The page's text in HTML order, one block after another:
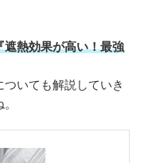
遮熱効果が高い！最強
いても解説していき